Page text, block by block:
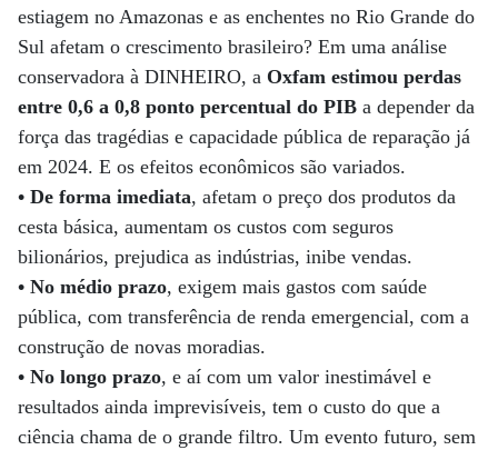
estiagem no Amazonas e as enchentes no Rio Grande do
Sul afetam o crescimento brasileiro? Em uma análise
conservadora à DINHEIRO, a Oxfam estimou perdas
entre 0,6 a 0,8 ponto percentual do PIB a depender da
força das tragédias e capacidade pública de reparação já
em 2024. E os efeitos econômicos são variados.
• De forma imediata, afetam o preço dos produtos da
cesta básica, aumentam os custos com seguros
bilionários, prejudica as indústrias, inibe vendas.
• No médio prazo, exigem mais gastos com saúde
pública, com transferência de renda emergencial, com a
construção de novas moradias.
• No longo prazo, e aí com um valor inestimável e
resultados ainda imprevisíveis, tem o custo do que a
ciência chama de o grande filtro. Um evento futuro, sem